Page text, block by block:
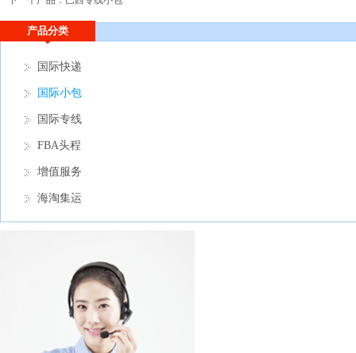
产品分类
国际快递
国际小包
国际专线
FBA头程
增值服务
海淘集运